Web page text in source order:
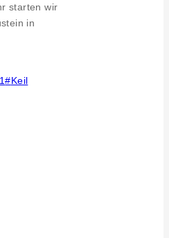
starten wir
in
#Keil